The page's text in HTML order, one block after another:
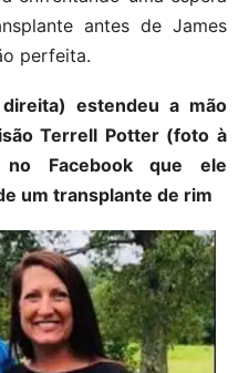
antes de James
perfeita.
estendeu a mão
Terrell Potter (foto à
Facebook que ele
um transplante de rim